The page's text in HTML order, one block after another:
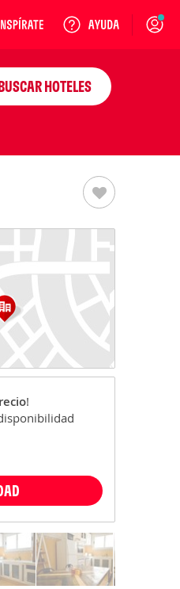
Login
HOTELES
!